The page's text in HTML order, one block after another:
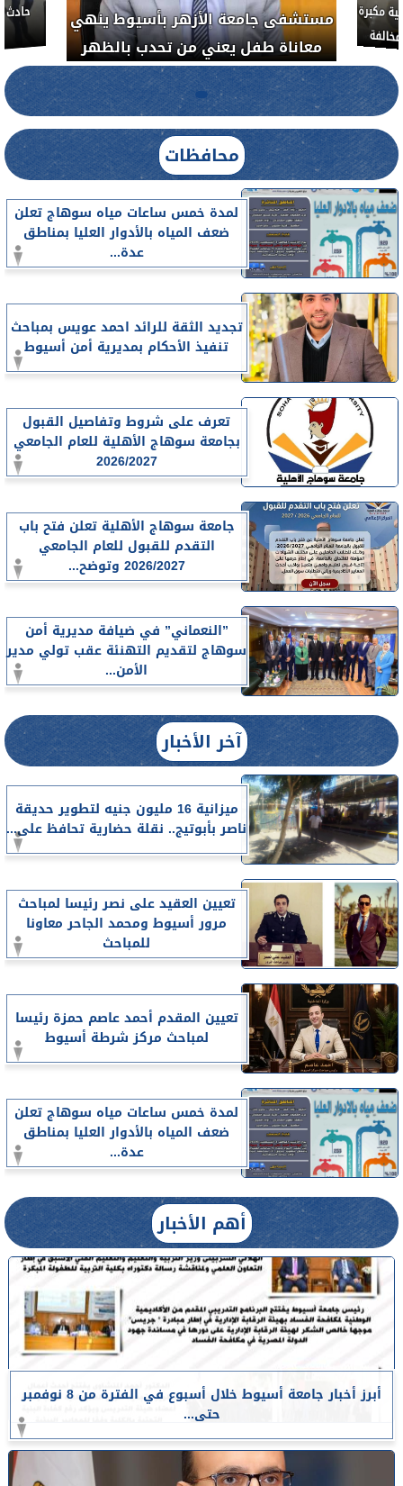
مستشفى جامعة الأزهر بأسيوط ينهي
معاناة طفل يعني من تحدب بالظهر
مكبرة
محافظات
لمدة خمس ساعات مياه سوهاج تعلن
ضعف المياه بالأدوار العليا بمناطق
عدة...
تجديد الثقة للرائد احمد عويس بمباحث
تنفيذ الأحكام بمديرية أمن أسيوط
تعرف على شروط وتفاصيل القبول
بجامعة سوهاج الأهلية للعام الجامعي
2026/2027
جامعة سوهاج الأهلية تعلن فتح باب
التقدم للقبول للعام الجامعي
2026/2027 وتوضح...
”النعماني” في ضيافة مديرية أمن
سوهاج لتقديم التهنئة عقب تولي مدير
الأمن...
آخر الأخبار
ميزانية 16 مليون جنيه لتطوير حديقة
ناصر بأبوتيج.. نقلة حضارية تحافظ على...
تعيين العقيد على نصر رئيسا لمباحث
مرور أسيوط ومحمد الجاحر معاونا
للمباحث
تعيين المقدم أحمد عاصم حمزة رئيسا
لمباحث مركز شرطة أسيوط
لمدة خمس ساعات مياه سوهاج تعلن
ضعف المياه بالأدوار العليا بمناطق
عدة...
أهم الأخبار
أبرز أخبار جامعة أسيوط خلال أسبوع في الفترة من 8 نوفمبر
حتى...